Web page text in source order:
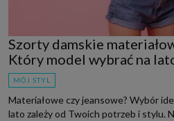
Szorty damskie
Który model wybrać na
MÓJ STYL
Materiałowe czy jeansowe? Wybór
lato zależy od Twoich potrzeb i stylu.